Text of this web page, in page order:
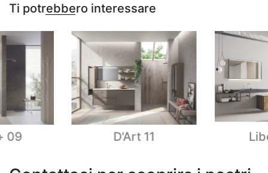
Ti potrebbero interessare
09 D'Art 11